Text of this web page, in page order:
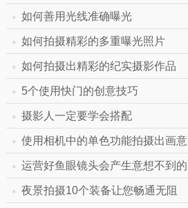
如何善用光线准确曝光
如何拍摄精彩的多重曝光照片
如何拍摄出精彩的纪实摄影作品
5个使用快门的创意技巧
摄影人一定要学会搭配
使用相机中的单色功能拍摄出画意
运营好鱼眼镜头会产生意想不到的
夜景拍摄10个装备让您畅通无阻